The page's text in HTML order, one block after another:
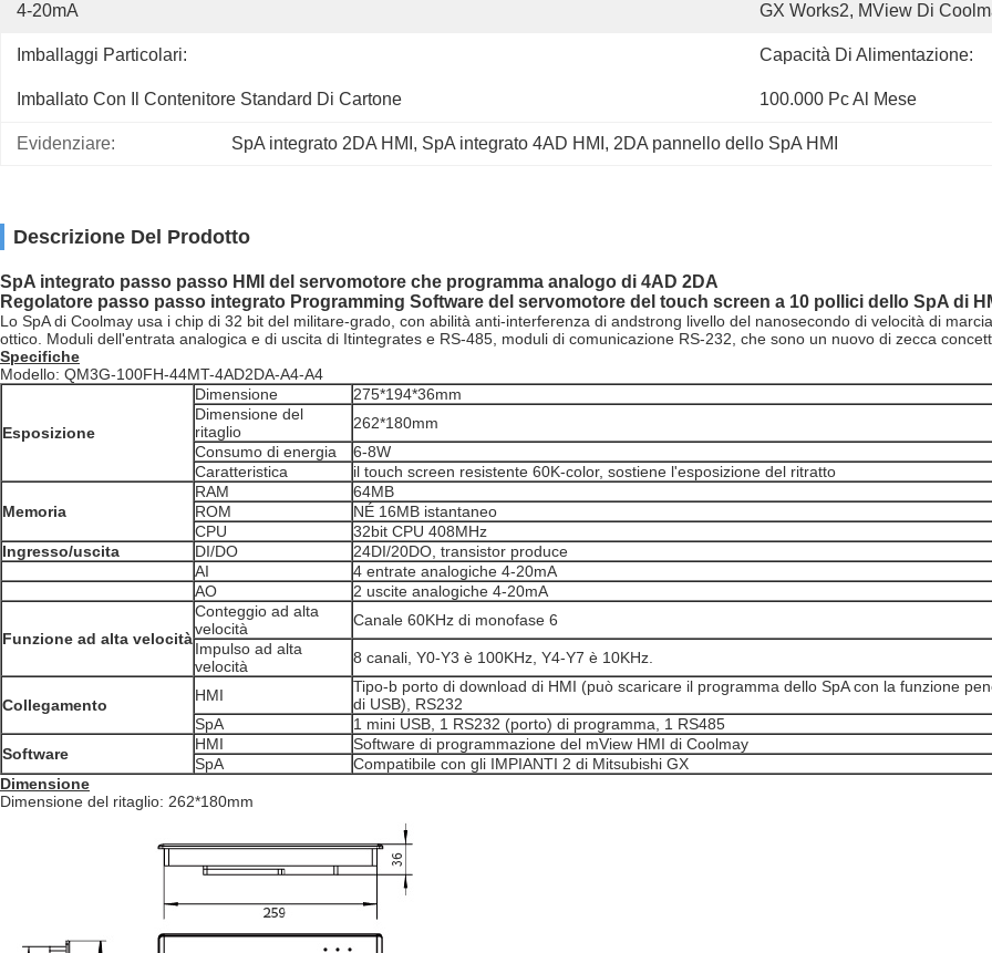
4-20mA GX Works2, MView Di
Imballaggi Particolari:
Imballato Con Il Contenitore Standard Di Cartone
Capacità Di Alimentazione:
100.000 Pc Al Mese
Evidenziare: SpA integrato 2DA HMI , SpA integrato 4AD HMI , 2DA pannello dello SpA HMI
Descrizione Del Prodotto
SpA integrato passo passo HMI del servomotore che programma analogo di 4AD 2DA
Regolatore passo passo integrato Programming Software del servomotore del touch screen a 10 pollici dello SpA di
Lo SpA di Coolmay usa i chip di 32 bit del militare-grado, con abilità anti-interferenza di andstrong livello del nanosecondo di velocità di
ottico. Moduli dell'entrata analogica e di uscita di Itintegrates e RS-485, moduli di comunicazione RS-232, che sono un nuovo di zecca
Specifiche
Modello: QM3G-100FH-44MT-4AD2DA-A4-A4
Esposizione
Dimensione
275*194*36mm
Dimensione del
ritaglio
262*180mm
Consumo di energia
6-8W
Caratteristica
il touch screen resistente 60K-color, sostiene l'esposizione del ritratto
Memoria
RAM
64MB
ROM
NÉ 16MB istantaneo
CPU
32bit CPU 408MHz
Ingresso/uscita
DI/DO
24DI/20DO, transistor produce
AI
4 entrate analogiche 4-20mA
AO
2 uscite analogiche 4-20mA
Funzione ad alta velocità
Conteggio ad alta
velocità
Canale 60KHz di monofase 6
Impulso ad alta
velocità
8 canali, Y0-Y3 è 100KHz, Y4-Y7 è 10KHz.
Collegamento
HMI
Tipo-b porto di download di HMI (può scaricare il programma dello SpA con la funzione
di USB), RS232
SpA
1 mini USB, 1 RS232 (porto) di programma, 1 RS485
Software
HMI
Software di programmazione del mView HMI di Coolmay
SpA
Compatibile con gli IMPIANTI 2 di Mitsubishi GX
Dimensione
Dimensione del ritaglio: 262*180mm